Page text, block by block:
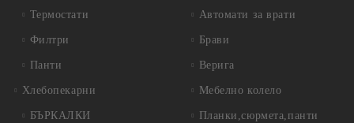
Термостати
Филтри
Панти
Хлебопекарни
БЪРКАЛКИ
Автомати за врати
Брави
Верига
Мебелно колело
Планки,сюрмета,панти